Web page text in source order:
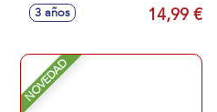
3 años 14,99 €
NOVEDAD